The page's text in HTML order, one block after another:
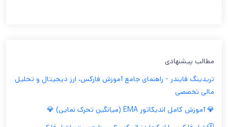
مطالب پیشنهادی
تریدینگ فایندر - راهنمای جامع آموزش فارکس، ارز دیجیتال و تحلیل
مالی تخصصی
💎 آموزش کامل اندیکاتور EMA (میانگین تحرک نمایی) 💎